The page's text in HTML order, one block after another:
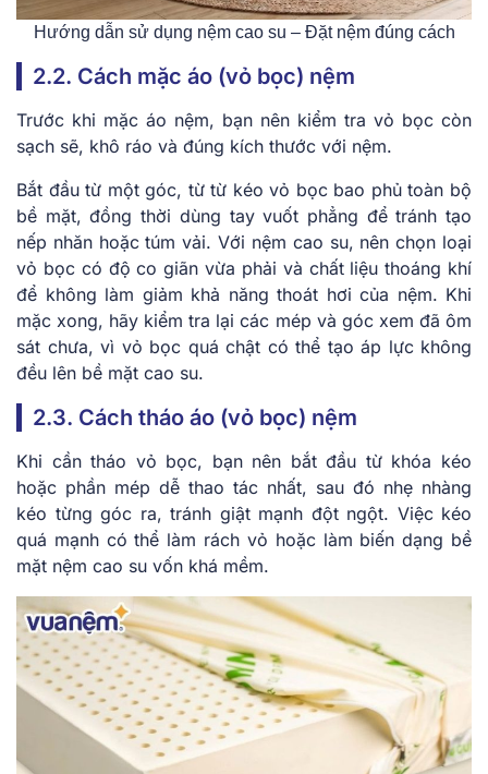
Hướng dẫn sử dụng nệm cao su – Đặt nệm đúng cách
2.2. Cách mặc áo (vỏ bọc) nệm
Trước khi mặc áo nệm, bạn nên kiểm tra vỏ bọc còn
sạch sẽ, khô ráo và đúng kích thước với nệm.
Bắt đầu từ một góc, từ từ kéo vỏ bọc bao phủ toàn bộ
bề mặt, đồng thời dùng tay vuốt phẳng để tránh tạo
nếp nhăn hoặc túm vải. Với nệm cao su, nên chọn loại
vỏ bọc có độ co giãn vừa phải và chất liệu thoáng khí
để không làm giảm khả năng thoát hơi của nệm. Khi
mặc xong, hãy kiểm tra lại các mép và góc xem đã ôm
sát chưa, vì vỏ bọc quá chật có thể tạo áp lực không
đều lên bề mặt cao su.
2.3. Cách tháo áo (vỏ bọc) nệm
Khi cần tháo vỏ bọc, bạn nên bắt đầu từ khóa kéo
hoặc phần mép dễ thao tác nhất, sau đó nhẹ nhàng
kéo từng góc ra, tránh giật mạnh đột ngột. Việc kéo
quá mạnh có thể làm rách vỏ hoặc làm biến dạng bề
mặt nệm cao su vốn khá mềm.